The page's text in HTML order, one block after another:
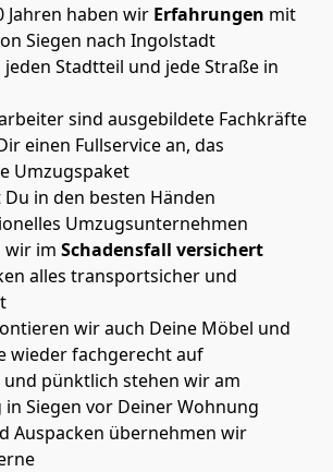
Jahren haben wir Erfahrungen mit
Siegen nach Ingolstadt
Stadtteil und jede Straße in
sind ausgebildete Fachkräfte
einen Fullservice an, das
Umzugspaket
Du in den besten Händen
Umzugsunternehmen
wir im Schadensfall versichert
alles transportsicher und
wir auch Deine Möbel und
wieder fachgerecht auf
und pünktlich stehen wir am
Siegen vor Deiner Wohnung
Auspacken übernehmen wir